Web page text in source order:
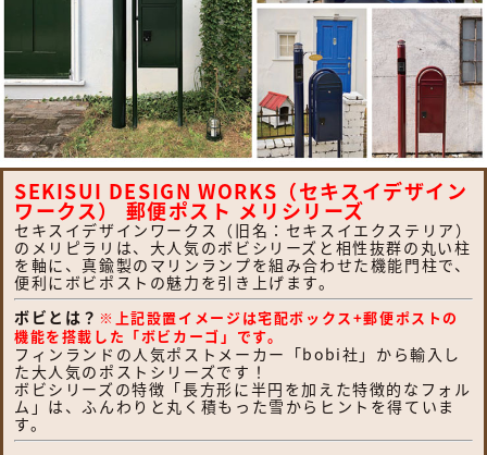
SEKISUI DESIGN WORKS（セキスイデザイン
ワークス） 郵便ポスト メリシリーズ
セキスイデザインワークス（旧名：セキスイエクステリア）
のメリピラリは、大人気のボビシリーズと相性抜群の丸い柱
を軸に、真鍮製のマリンランプを組み合わせた機能門柱で、
便利にボビポストの魅力を引き上げます。
ボビとは？ ※上記設置イメージは宅配ボックス+郵便ポストの
機能を搭載した「ボビカーゴ」です。
フィンランドの人気ポストメーカー「bobi社」から輸入し
た大人気のポストシリーズです！
ボビシリーズの特徴「長方形に半円を加えた特徴的なフォル
ム」は、ふんわりと丸く積もった雪からヒントを得ていま
す。